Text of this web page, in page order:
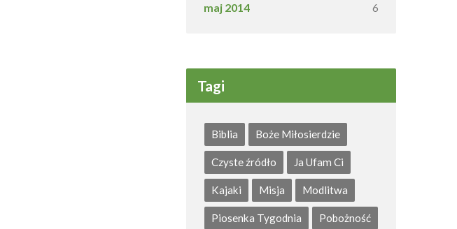
maj 2014 6
Tagi
Biblia Boże Miłosierdzie
Czyste źródło Ja Ufam Ci
Kajaki Misja Modlitwa
Piosenka Tygodnia Pobożność